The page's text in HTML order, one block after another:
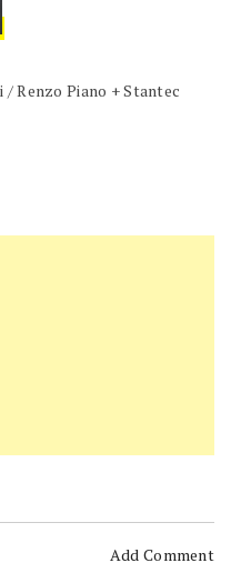
Renzo Piano + Stantec
Add Comment